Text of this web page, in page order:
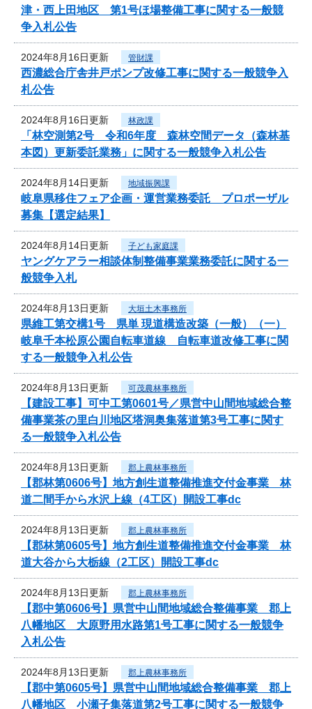
津・西上田地区 第1号ほ場整備工事に関する一般競
争入札公告
2024年8月16日更新 管財課
西濃総合庁舎井戸ポンプ改修工事に関する一般競争入
札公告
2024年8月16日更新 林政課
「林空測第2号 令和6年度 森林空間データ（森林基
本図）更新委託業務」に関する一般競争入札公告
2024年8月14日更新 地域振興課
岐阜県移住フェア企画・運営業務委託 プロポーザル
募集【選定結果】
2024年8月14日更新 子ども家庭課
ヤングケアラー相談体制整備事業業務委託に関する一
般競争入札
2024年8月13日更新 大垣土木事務所
県維工第交構1号 県単 現道構造改築（一般）（一）
岐阜千本松原公園自転車道線 自転車道改修工事に関
する一般競争入札公告
2024年8月13日更新 可茂農林事務所
【建設工事】可中工第0601号／県営中山間地域総合整
備事業茶の里白川地区塔洞奥集落道第3号工事に関す
る一般競争入札公告
2024年8月13日更新 郡上農林事務所
【郡林第0606号】地方創生道整備推進交付金事業 林
道二間手から水沢上線（4工区）開設工事dc
2024年8月13日更新 郡上農林事務所
【郡林第0605号】地方創生道整備推進交付金事業 林
道大谷から大栃線（2工区）開設工事dc
2024年8月13日更新 郡上農林事務所
【郡中第0606号】県営中山間地域総合整備事業 郡上
八幡地区 大原野用水路第1号工事に関する一般競争
入札公告
2024年8月13日更新 郡上農林事務所
【郡中第0605号】県営中山間地域総合整備事業 郡上
八幡地区 小瀬子集落道第2号工事に関する一般競争